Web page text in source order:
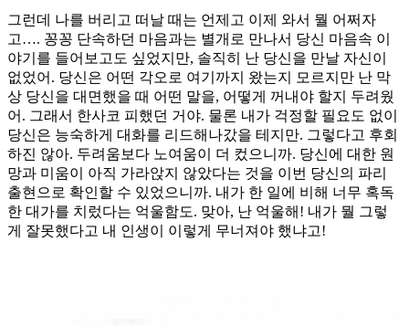
그런데 나를 버리고 떠날 때는 언제고 이제 와서 뭘 어쩌자
고…. 꽁꽁 단속하던 마음과는 별개로 만나서 당신 마음속 이
야기를 들어보고도 싶었지만, 솔직히 난 당신을 만날 자신이
없었어. 당신은 어떤 각오로 여기까지 왔는지 모르지만 난 막
상 당신을 대면했을 때 어떤 말을, 어떻게 꺼내야 할지 두려웠
어. 그래서 한사코 피했던 거야. 물론 내가 걱정할 필요도 없이
당신은 능숙하게 대화를 리드해나갔을 테지만. 그렇다고 후회
하진 않아. 두려움보다 노여움이 더 컸으니까. 당신에 대한 원
망과 미움이 아직 가라앉지 않았다는 것을 이번 당신의 파리
출현으로 확인할 수 있었으니까. 내가 한 일에 비해 너무 혹독
한 대가를 치렀다는 억울함도. 맞아, 난 억울해! 내가 뭘 그렇
게 잘못했다고 내 인생이 이렇게 무너져야 했냐고!